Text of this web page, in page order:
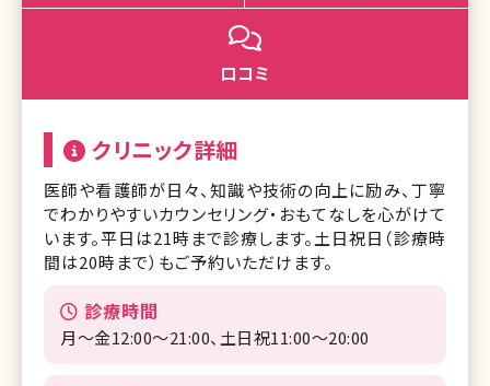
口コミ
クリニック詳細
医師や看護師が日々、知識や技術の向上に励み、丁寧
でわかりやすいカウンセリング・おもてなしを心がけて
います。平日は21時まで診療します。土日祝日（診療時
間は20時まで）もご予約いただけます。
診療時間
月〜金12:00〜21:00、土日祝11:00〜20:00